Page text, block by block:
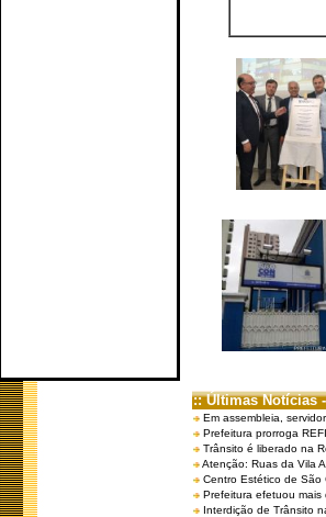
:: Últimas Notícias
Em assembleia,
Prefeitura prorroga
Trânsito é liberado na
Atenção: Ruas da Vila
Centro Estético de São
Prefeitura efetuou mais
Interdição de Trânsito